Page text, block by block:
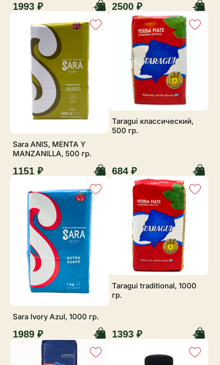
1993 ₽ 2500 ₽
Sara ANIS, MENTA Y
MANZANILLA, 500 гр.
1151 ₽
Taragui классический,
500 гр.
684 ₽
Sara Ivory Azul, 1000 гр.
1989 ₽
Taragui traditional, 1000
гр.
1393 ₽